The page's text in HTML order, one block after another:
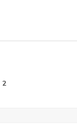
2